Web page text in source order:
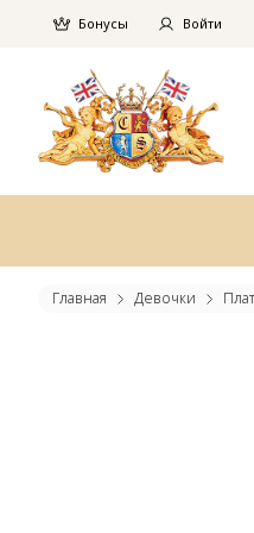
Бонусы Войти
Главная Девочки